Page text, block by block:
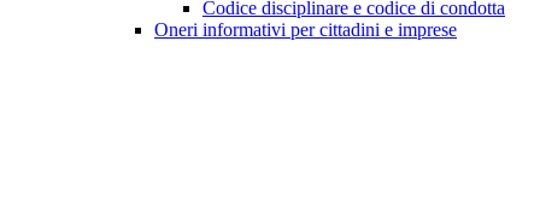
Codice disciplinare e codice di condotta
Oneri informativi per cittadini e imprese